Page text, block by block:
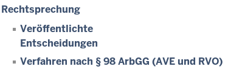
Rechtsprechung
Veröffentlichte
Entscheidungen
Verfahren nach § 98 ArbGG (AVE und RVO)